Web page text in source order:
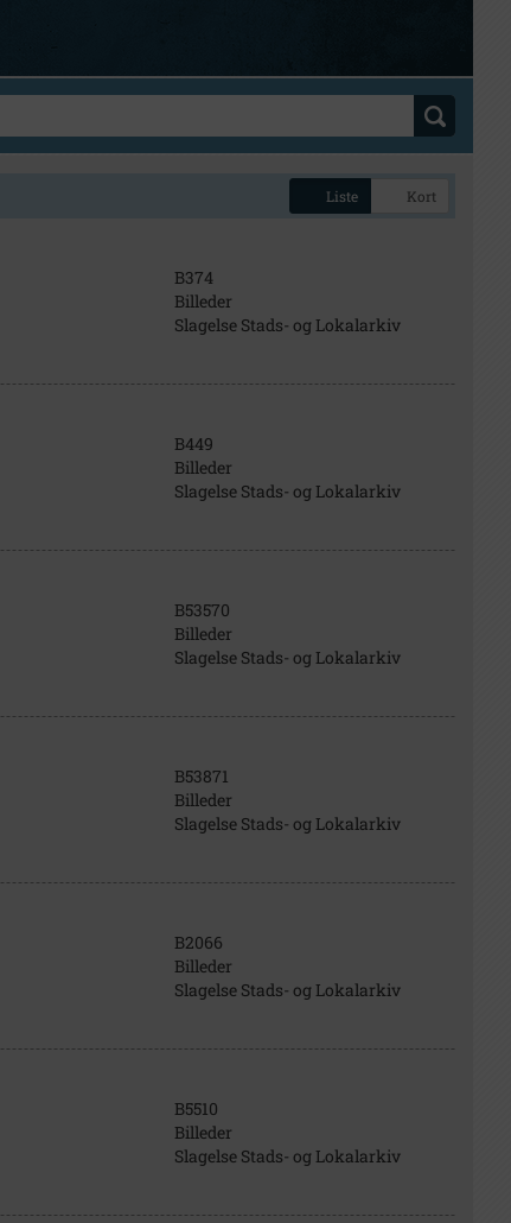
Liste Kort
B374
Billeder
Slagelse Stads- og Lokalarkiv
B449
Billeder
Slagelse Stads- og Lokalarkiv
B53570
Billeder
Slagelse Stads- og Lokalarkiv
B53871
Billeder
Slagelse Stads- og Lokalarkiv
B2066
Billeder
Slagelse Stads- og Lokalarkiv
B5510
Billeder
Slagelse Stads- og Lokalarkiv